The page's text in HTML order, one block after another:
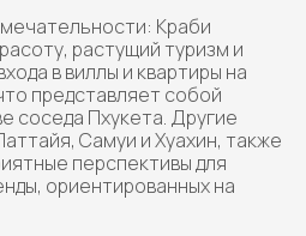
Краби
растущий туризм и
в виллы и квартиры на
представляет собой
соседа Пхукета. Другие
Самуи и Хуахин, также
перспективы для
ориентированных на